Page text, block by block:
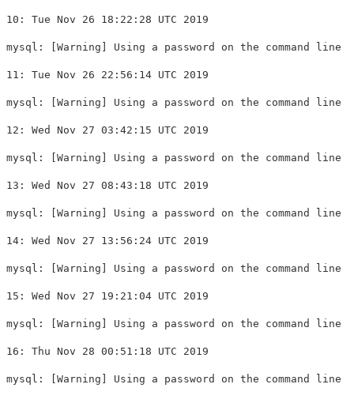
10: Tue Nov 26 18:22:28 UTC 2019
mysql: Warning] Using a password on the command line
11: Tue Nov 26 22:56:14 UTC 2019
mysql: Warning] Using a password on the command line
12: Wed Nov 27 03:42:15 UTC 2019
mysql: Warning] Using a password on the command line
13: Wed Nov 27 08:43:18 UTC 2019
mysql: Warning] Using a password on the command line
14: Wed Nov 27 13:56:24 UTC 2019
mysql: Warning] Using a password on the command line
15: Wed Nov 27 19:21:04 UTC 2019
mysql: Warning] Using a password on the command line
16: Thu Nov 28 00:51:18 UTC 2019
mysql: Warning] Using a password on the command